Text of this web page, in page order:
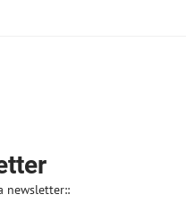
newsletter::